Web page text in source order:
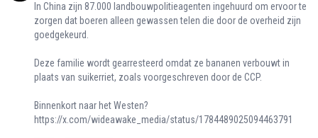
In China zijn 87.000 landbouwpolitieagenten ingehuurd om ervoor te
zorgen dat boeren alleen gewassen telen die door de overheid zijn
goedgekeurd.
Deze familie wordt gearresteerd omdat ze bananen verbouwt in
plaats van suikerriet, zoals voorgeschreven door de CCP.
Binnenkort naar het Westen?
https://x.com/wideawake_media/status/1784489025094463791